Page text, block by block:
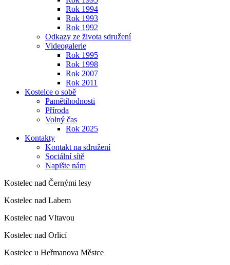
Rok 1994
Rok 1993
Rok 1992
Odkazy ze života sdružení
Videogalerie
Rok 1995
Rok 1998
Rok 2007
Rok 2011
Kostelce o sobě
Pamětihodnosti
Příroda
Volný čas
Rok 2025
Kontakty
Kontakt na sdružení
Sociální sítě
Napište nám
Kostelec nad Černými lesy
Kostelec nad Labem
Kostelec nad Vltavou
Kostelec nad Orlicí
Kostelec u Heřmanova Městce